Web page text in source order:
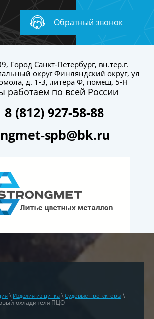
Обратный звонок
Город Санкт-Петербург, вн.тер.г.
округ Финляндский округ, ул
д. 1-3, литера Ф, помещ. 5-Н
работаем по всей России
8 (812) 927-58-88
spb@bk.ru
\ Изделия из цинка \ Судовые протекторы \
охладителя ПЦО